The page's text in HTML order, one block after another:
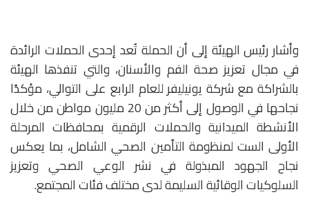
وأشار رئيس الهيئة إلى أن الحملة تُعد إحدى الحملات الرائدة
في مجال تعزيز صحة الفم والأسنان، والتي تنفذها الهيئة
بالشراكة مع شركة يونيليفر للعام الرابع على التوالي، مؤكدًا
نجاحها في الوصول إلى أكثر من 20 مليون مواطن من خلال
الأنشطة الميدانية والحملات الرقمية بمحافظات المرحلة
الأولى الست لمنظومة التأمين الصحي الشامل، بما يعكس
نجاح الجهود المبذولة في نشر الوعي الصحي وتعزيز
السلوكيات الوقائية السليمة لدى مختلف فئات المجتمع.